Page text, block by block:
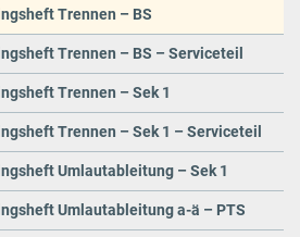
Trennen – BS
Trennen – BS – Serviceteil
Trennen – Sek 1
Trennen – Sek 1 – Serviceteil
Umlautableitung – Sek 1
Umlautableitung a-ä – PTS